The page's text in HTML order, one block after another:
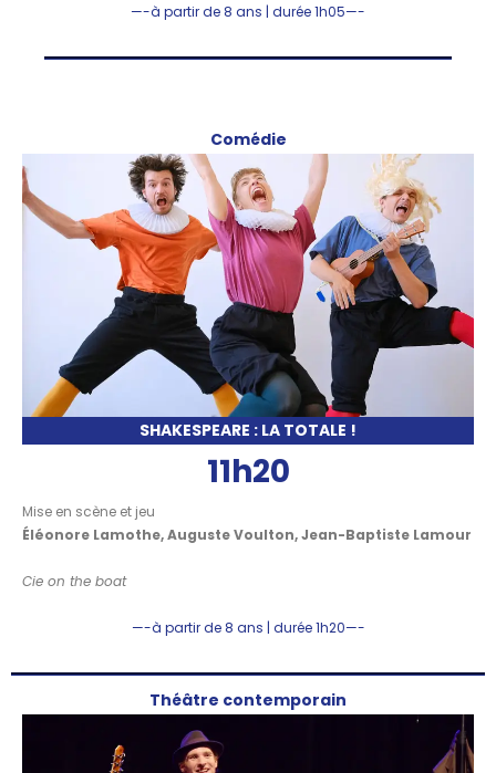
—-à partir de 8 ans | durée 1h05—-
Comédie
SHAKESPEARE : LA TOTALE !
11h20
Mise en scène et jeu
Éléonore Lamothe, Auguste Voulton, Jean-Baptiste Lamour
Cie on the boat
—-à partir de 8 ans | durée 1h20—-
Théâtre contemporain